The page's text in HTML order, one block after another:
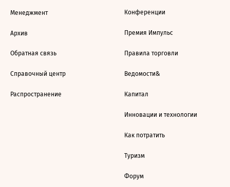
Менеджмент
Архив
Обратная связь
Справочный центр
Распространение
Конференции
Премия Импульс
Правила торговли
Ведомости&
Капитал
Инновации и технологии
Как потратить
Туризм
Форум